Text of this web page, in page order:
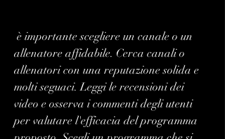
allenatore affidabile. Cerca canali o
allenatori con una reputazione solida e
molti seguaci. Leggi le recensioni dei
video e osserva i commenti degli utenti
per valutare l'efficacia del programma